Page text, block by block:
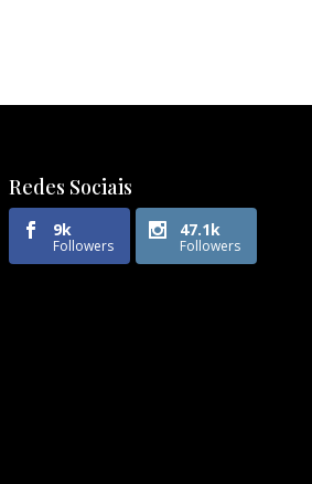
Redes Sociais
9k
Followers
47.1k
Followers